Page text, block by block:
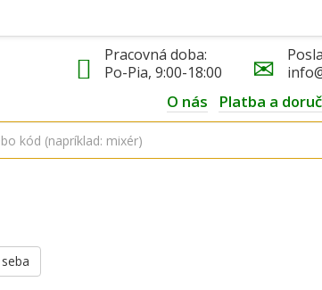
Pracovná doba:
Po-Pia, 9:00-18:00
O nás Platba a